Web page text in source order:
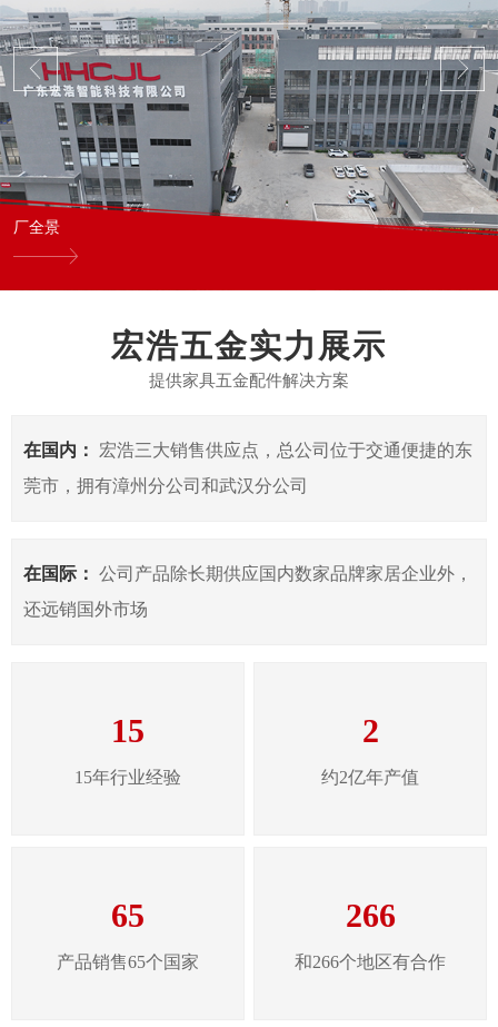
厂全景
宏浩五金实力展示
提供家具五金配件解决方案
在国内：
宏浩三大销售供应点，总公司位于交通便捷的东
莞市，拥有漳州分公司和武汉分公司
在国际： 公司产品除长期供应国内数家品牌家居企业外，
还远销国外市场
15
15年行业经验
2
约2亿年产值
65
产品销售65个国家
266
和266个地区有合作